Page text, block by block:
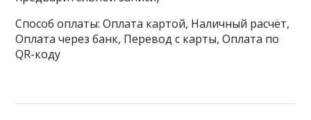
Способ оплаты: Оплата картой, Наличный расчёт,
Оплата через банк, Перевод с карты, Оплата по
QR-коду